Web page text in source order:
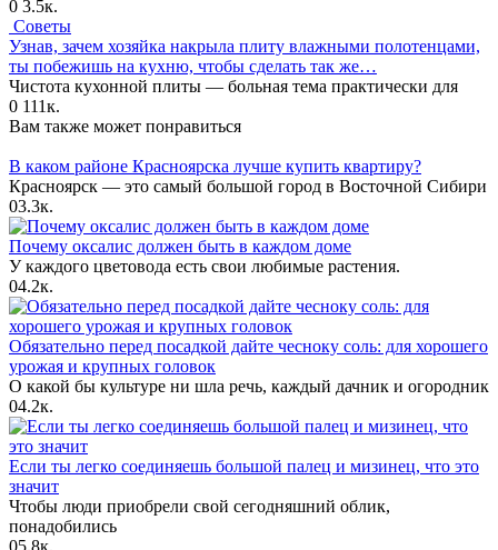
0 3.5к.
Советы
Узнав, зачем хозяйка накрыла плиту влажными полотенцами,
ты побежишь на кухню, чтобы сделать так же…
Чистота кухонной плиты — больная тема практически для
0 111к.
Вам также может понравиться
В каком районе Красноярска лучше купить квартиру?
Красноярск — это самый большой город в Восточной Сибири
03.3к.
Почему оксалис должен быть в каждом доме
У каждого цветовода есть свои любимые растения.
04.2к.
Обязательно перед посадкой дайте чесноку соль: для хорошего
урожая и крупных головок
О какой бы культуре ни шла речь, каждый дачник и огородник
04.2к.
Если ты легко соединяешь большой палец и мизинец, что это
значит
Чтобы люди приобрели свой сегодняшний облик,
понадобились
05.8к.